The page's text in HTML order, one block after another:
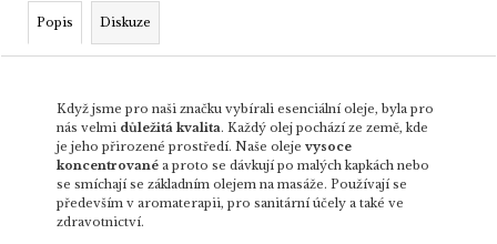
Popis Diskuze
Když jsme pro naši značku vybírali esenciální oleje, byla pro
nás velmi důležitá kvalita. Každý olej pochází ze země, kde
je jeho přirozené prostředí. Naše olejevysoce
koncentrované a proto se dávkují po malých kapkách nebo
se smíchají se základním olejem na masáže. Používají se
především v aromaterapii, pro sanitární účely a také ve
zdravotnictví.